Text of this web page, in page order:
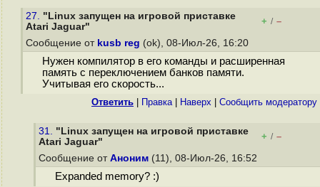
27. "Linux запущен на игровой приставке
Atari Jaguar"
+ / –
Сообщение от kusb reg (ok), 08-Июл-26, 16:20
Нужен компилятор в его команды и расширенная
память с переключением банков памяти.
Учитывая его скорость...
Ответить Правка| Наверх Cообщить модератору
31. "Linux запущен на игровой приставке
Atari Jaguar"
+ / –
Сообщение от Аноним (11), 08-Июл-26, 16:52
Expanded memory? :)